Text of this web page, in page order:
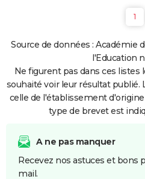
1
Source de données : Académie
l'Education
Ne figurent pas dans ces
souhaité voir leur résultat publié.
celle de l'établissement
type de brevet est
A ne pas manquer
Recevez nos astuces et bons
mail.